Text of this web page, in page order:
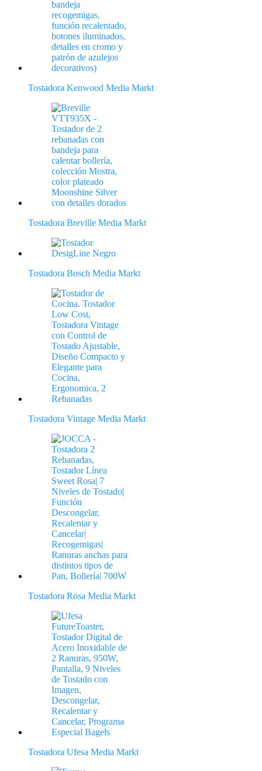
Tostadora Kenwood Media Markt
Tostadora Breville Media Markt
Tostadora Bosch Media Markt
Tostadora Vintage Media Markt
Tostadora Rosa Media Markt
Tostadora Ufesa Media Markt